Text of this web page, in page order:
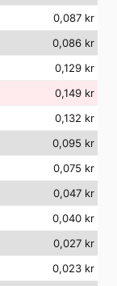
0,087 kr
0,086 kr
0,129 kr
0,149 kr
0,132 kr
0,095 kr
0,075 kr
0,047 kr
0,040 kr
0,027 kr
0,023 kr